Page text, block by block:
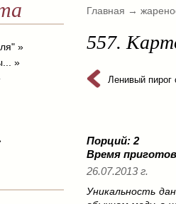
Главная →
557.
Ленивый пирог
Порций: 2
Время
26.07.2013 г.
Уникальность
»
»